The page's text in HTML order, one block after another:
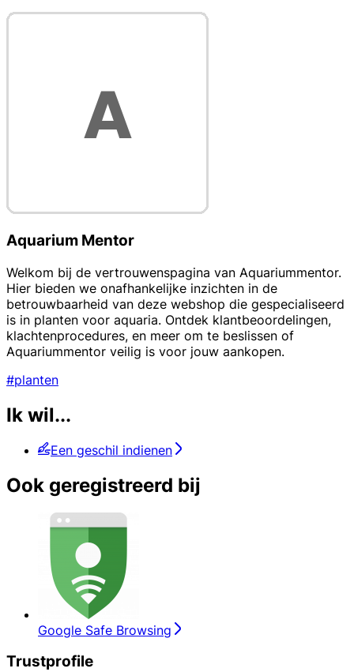
Aquarium Mentor
Welkom bij de vertrouwenspagina van Aquariummentor.
Hier bieden we onafhankelijke inzichten in de
betrouwbaarheid van deze webshop die gespecialiseerd
is in planten voor aquaria. Ontdek klantbeoordelingen,
klachtenprocedures, en meer om te beslissen of
Aquariummentor veilig is voor jouw aankopen.
#planten
Ik wil...
Een geschil indienen
Ook geregistreerd bij
Google Safe Browsing
Trustprofile